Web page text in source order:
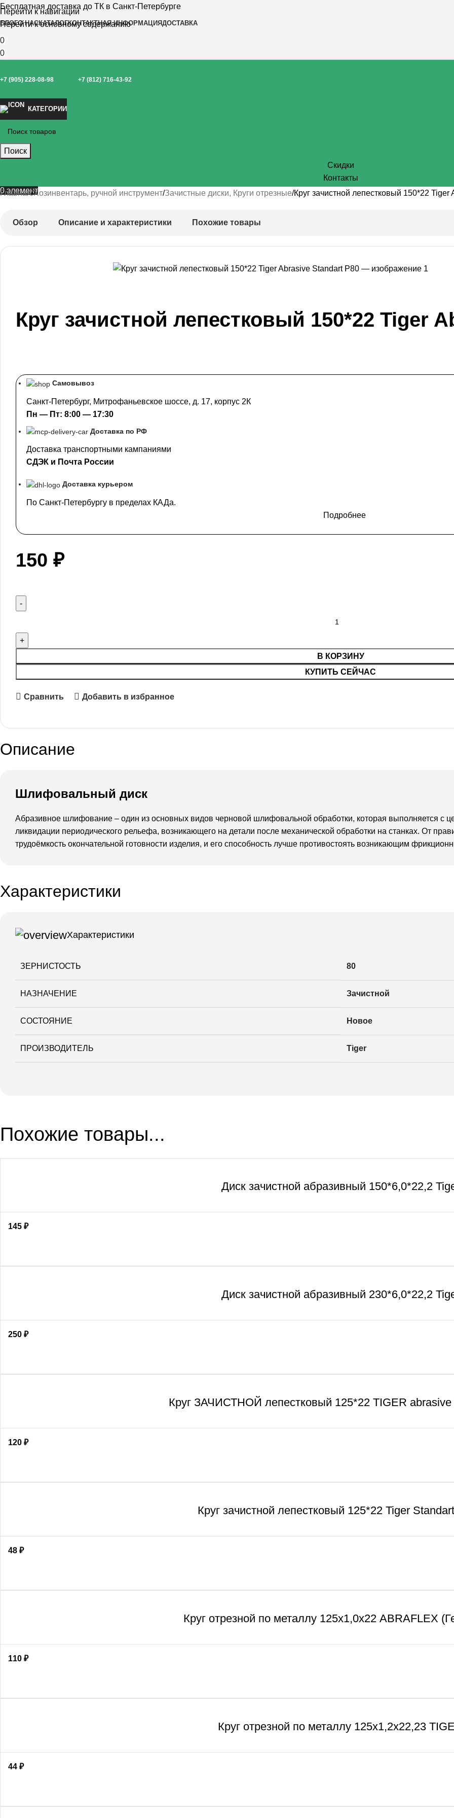
Перейти к навигации
Перейти к основному содержанию
Бесплатная доставка до ТК в Санкт-Петербурге
БЛОГО НАСКАТАЛОГКОНТАКТНАЯ ИНФОРМАЦИЯДОСТАВКА
0
0
+7 (905) 228-08-98 +7 (812) 716-43-92
КАТЕГОРИИ
Поиск
Скидки
Контакты
0элемент
Главная Хозинвентарь, ручной инструмент Зачистные диски, Круги отрезные Круг зачистной лепестковый 150*22
Обзор Описание и характеристики Похожие товары
Круг зачистной лепестковый 150*22 Tiger
Самовывоз
Санкт-Петербург, Митрофаньевское шоссе, д. 17, корпус 2К
Пн — Пт: 8:00 — 17:30
Доставка по РФ
Доставка транспортными кампаниями
СДЭК и Почта России
Доставка курьером
По Санкт-Петербургу в пределах КАДа.
Подробнее
150 ₽
В КОРЗИНУ
КУПИТЬ СЕЙЧАС
Сравнить Добавить в избранное
Описание
Шлифовальный диск
Абразивное шлифование – один из основных видов черновой шлифовальной обработки, которая выполняется с
ликвидации периодического рельефа, возникающего на детали после механической обработки на станках. От
трудоёмкость окончательной готовности изделия, и его способность лучше противостоять возникающим
Характеристики
Характеристики
ЗЕРНИСТОСТЬ 80
НАЗНАЧЕНИЕ Зачистной
СОСТОЯНИЕ Новое
ПРОИЗВОДИТЕЛЬ Tiger
Похожие товары...
Диск зачистной абразивный 150*6,0*22,2
145 ₽
Диск зачистной абразивный 230*6,0*22,2
250 ₽
Круг ЗАЧИСТНОЙ лепестковый 125*22 TIGER abrasive
120 ₽
Круг зачистной лепестковый 125*22 Tiger
48 ₽
Круг отрезной по металлу 125х1,0х22 ABRAFLEX
110 ₽
Круг отрезной по металлу 125х1,2х22,23
44 ₽